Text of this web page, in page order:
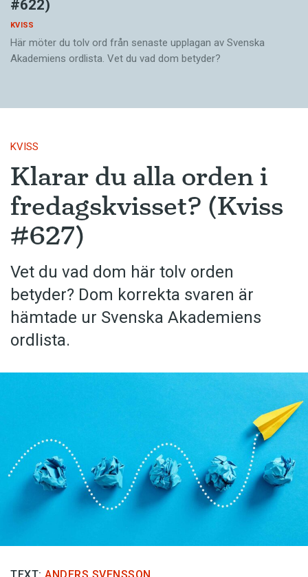
#622)
KVISS
Här möter du tolv ord från senaste upplagan av Svenska
Akademiens ordlista. Vet du vad dom betyder?
KVISS
Klarar du alla orden i
fredagskvisset? (Kviss
#627)
Vet du vad dom här tolv orden
betyder? Dom korrekta svaren är
hämtade ur Svenska Akademiens
ordlista.